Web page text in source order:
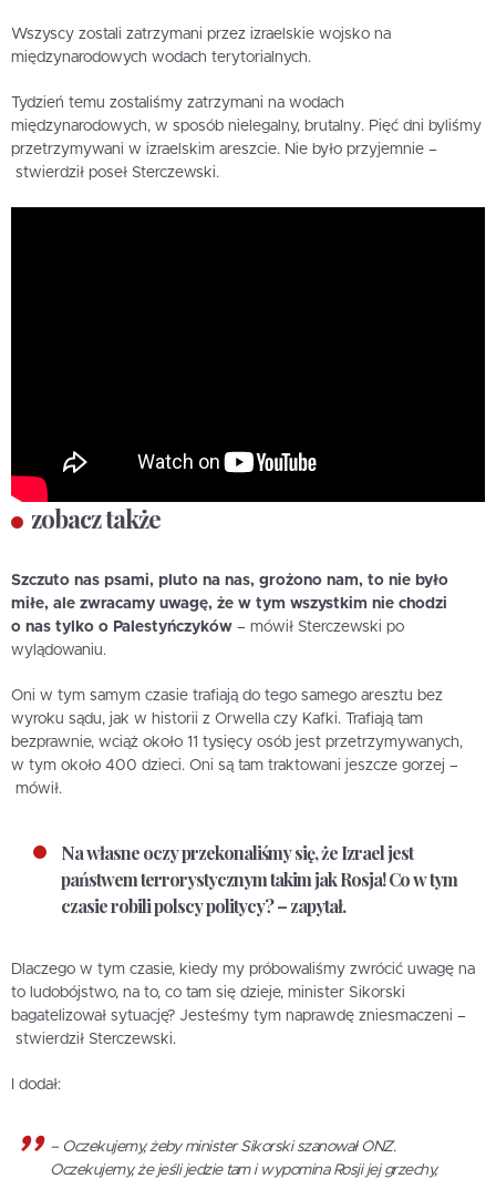
Wszyscy zostali zatrzymani przez izraelskie wojsko na
międzynarodowych wodach terytorialnych.
Tydzień temu zostaliśmy zatrzymani na wodach
międzynarodowych, w sposób nielegalny, brutalny. Pięć dni byliśmy
przetrzymywani w izraelskim areszcie. Nie było przyjemnie –
stwierdził poseł Sterczewski.
zobacz także
Szczuto nas psami, pluto na nas, grożono nam, to nie było
miłe, ale zwracamy uwagę, że w tym wszystkim nie chodzi
o nas tylko o Palestyńczyków – mówił Sterczewski po
wylądowaniu.
Oni w tym samym czasie trafiają do tego samego aresztu bez
wyroku sądu, jak w historii z Orwella czy Kafki. Trafiają tam
bezprawnie, wciąż około 11 tysięcy osób jest przetrzymywanych,
w tym około 400 dzieci. Oni są tam traktowani jeszcze gorzej –
mówił.
Na własne oczy przekonaliśmy się, że Izrael jest
państwem terrorystycznym takim jak Rosja! Co w tym
czasie robili polscy politycy? – zapytał.
Dlaczego w tym czasie, kiedy my próbowaliśmy zwrócić uwagę na
to ludobójstwo, na to, co tam się dzieje, minister Sikorski
bagatelizował sytuację? Jesteśmy tym naprawdę zniesmaczeni –
stwierdził Sterczewski.
I dodał:
– Oczekujemy, żeby minister Sikorski szanował ONZ.
Oczekujemy, że jeśli jedzie tam i wypomina Rosji jej grzechy,